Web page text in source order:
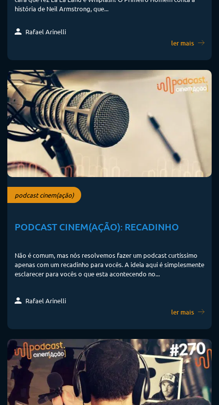
história de Neil Armstrong, que...
Rafael Arinelli
ler mais
podcast cinem(ação)
PODCAST CINEM(AÇÃO): RECADINHO
Não é comum, mas nós resolvemos fazer um podcast curtíssimo
apenas com um recadinho para vocês. A ideia aqui é simplesmente
esclarecer para vocês o que esta acontecendo no...
Rafael Arinelli
ler mais